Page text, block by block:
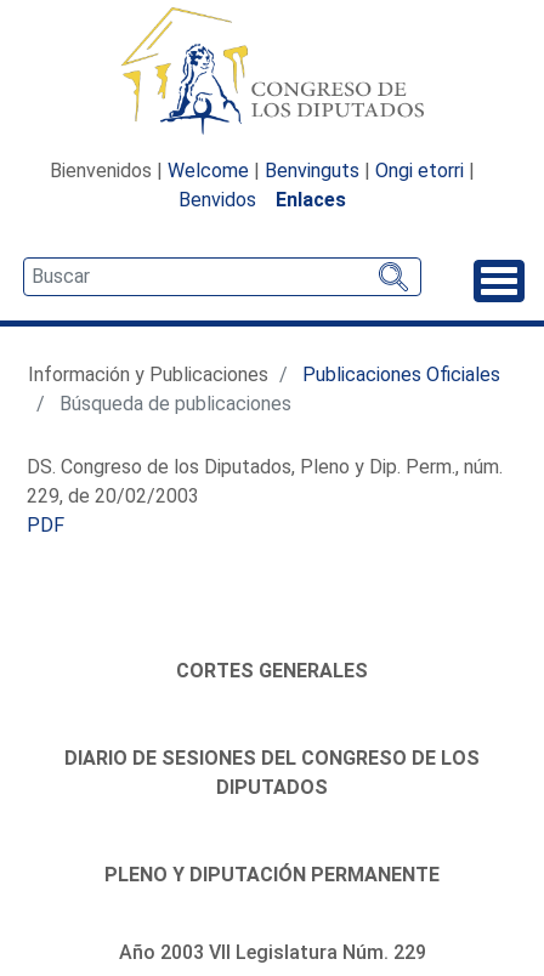
Bienvenidos | Welcome | Benvinguts | Ongi etorri |
Benvidos
Enlaces
Información y Publicaciones
Publicaciones Oficiales
Búsqueda de publicaciones
DS. Congreso de los Diputados, Pleno y Dip. Perm., núm.
229, de 20/02/2003
PDF
CORTES GENERALES
DIARIO DE SESIONES DEL CONGRESO DE LOS
DIPUTADOS
PLENO Y DIPUTACIÓN PERMANENTE
Año 2003 VII Legislatura Núm. 229